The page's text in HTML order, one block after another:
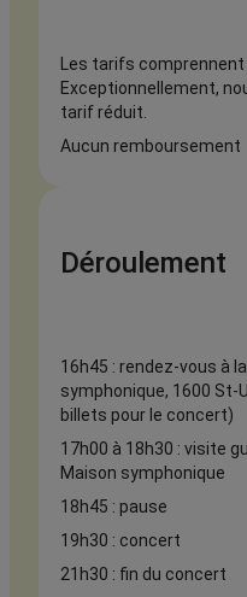
Les tarifs
Exceptionnellement,
tarif réduit.
Aucun remboursement
Déroulement
16h45 : rendez-vous à
symphonique, 1600 St-
billets pour le concert)
17h00 à 18h30 : visite
Maison symphonique
18h45 : pause
19h30 : concert
21h30 : fin du concert